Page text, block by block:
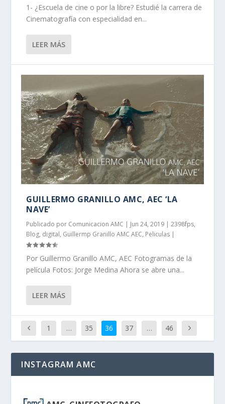
1- ¿Escuela de cine o por la libre? Estudié la carrera de
Cinematografía con especialidad en...
LEER MÁS
GUILLERMO GRANILLO AMC, AEC ‘LA
NAVE’
Publicado por Comunicacion AMC | Jun 24, 2019 |2398fps,
Blog, digital, Guillermp Granillo AMC AEC, Peliculas |
Por Guillermo Granillo AMC, AEC Fotogramas de la
película Fotos: Jorge Medina Ahora se abre una...
LEER MÁS
1 … 35 36 37 … 46
INSTAGRAM AMC